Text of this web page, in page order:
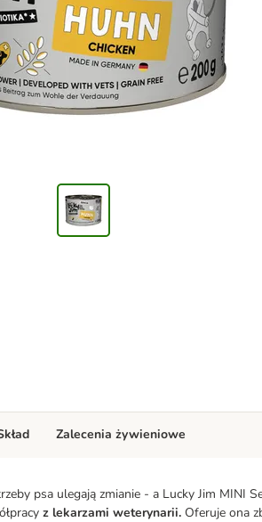
psa ulegają zmianie - a Lucky Jim MINI
z lekarzami weterynarii. Oferuje ona
Zalecenia żywieniowe